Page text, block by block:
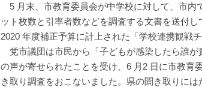
5 月末、市教育委員会が中学校に対して、市内
ット枚数と引率者数などを調査する文書を送付
2020 年度補正予算に計上された「学校連携観戦
党市議団は市民から「子どもが感染したら誰
の声が寄せられたことを受け、6 月2 日に市教育
き取り調査をおこないました。県の聞き取りに